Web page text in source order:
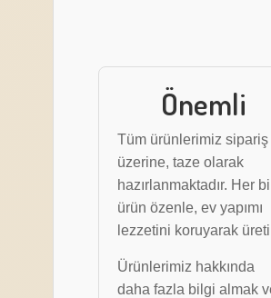
Önemli
Tüm ürünlerimiz sipariş
üzerine, taze olarak
hazırlanmaktadır. Her
ürün özenle, ev yapımı
lezzetini koruyarak
Ürünlerimiz hakkında
daha fazla bilgi almak